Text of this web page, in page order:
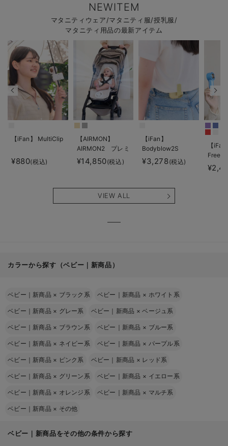
NEWITEM
マタニティウェア/マタニティ服/授乳服/
マタニティ用品の最新アイテム
【iFan】 MultiClip
¥880(税込)
【AIRMON】
AIRMON2 プレミ
アム
¥14,850(税込)
【iFan】
Bodyblow2S
¥3,278(税込)
【
Freeze
VIEW ALL
カラーから探す（ベビー｜新商品）
ベビー｜新商品 × ブラック系 ベビー｜新商品 × ホワイト系
ベビー｜新商品 × グレー系 ベビー｜新商品 ×ベージュ系
ベビー｜新商品 × ブラウン系 ベビー｜新商品 × ブルー系
ベビー｜新商品 × ネイビー系 ベビー｜新商品 × パープル系
ベビー｜新商品 × ピンク系 ベビー｜新商品 × レッド系
ベビー｜新商品 × グリーン系 ベビー｜新商品 × イエロー系
ベビー｜新商品 × オレンジ系 ベビー｜新商品 × マルチ系
ベビー｜新商品 × その他
ベビー｜新商品をその他の条件から探す